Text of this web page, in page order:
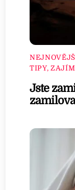
TIPY,
Jste